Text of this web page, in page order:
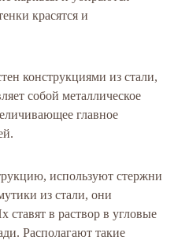
красятся и
конструкциями из стали,
собой металлическое
главное
используют стержни
из стали, они
ставят в раствор в угловые
Располагают такие